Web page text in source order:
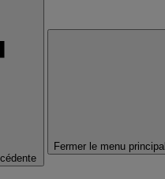
Fermer le menu principal